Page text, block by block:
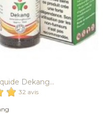
Dekang...
32 avis